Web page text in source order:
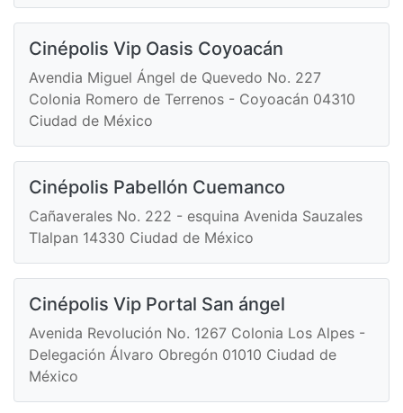
Cinépolis Vip Oasis Coyoacán
Avendia Miguel Ángel de Quevedo No. 227
Colonia Romero de Terrenos - Coyoacán 04310
Ciudad de México
Cinépolis Pabellón Cuemanco
Cañaverales No. 222 - esquina Avenida Sauzales
Tlalpan 14330 Ciudad de México
Cinépolis Vip Portal San ángel
Avenida Revolución No. 1267 Colonia Los Alpes -
Delegación Álvaro Obregón 01010 Ciudad de
México